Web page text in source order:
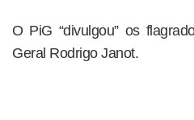
O PiG “divulgou” os
Geral Rodrigo Janot.